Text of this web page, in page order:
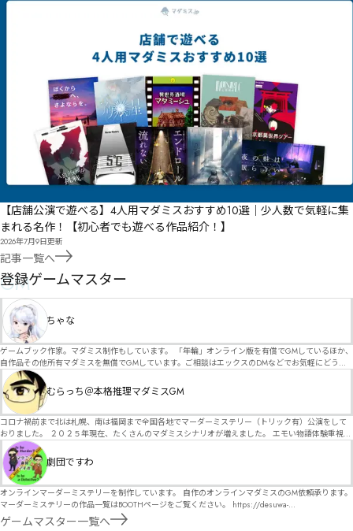
【店舗公演で遊べる】4人用マダミスおすすめ10選｜少人数で気軽に集
まれる名作！【初心者でも遊べる作品紹介！】
2026年7月9日更新
記事一覧へ
GM
登録ゲームマスター
ちゃな
ゲームブック作家。マダミス制作もしています。 「年輪」オンライン版を有償でGMしているほか、
自作品その他所有マダミスを無償でGMしています。ご相談はエックスのDMなどでお気軽にどう
ぞ。
むらっち＠本格推理マダミスGM
コロナ禍前まで北は札幌、南は福岡まで全国各地でマーダーミステリー（トリック有）公演をして
おりました。 ２０２５年現在、たくさんのマダミスシナリオが増えました。 エモい物語体験重視の
シナリオがマダミス・マーダーミステリーというジャンル名でたくさんあるため、そのようなシナ
リオは簡単に遊べます。 しかし、２～３時間ずっと考え＆議論して、見たことないトリックが解け
る閃きや犯人として逃げ切る楽しみのある本格推理マーダーミステリーを見つけることが難しくな
劇団ですわ
オンラインマーダーミステリーを制作しています。 自作のオンラインマダミスのGM依頼承ります。
マーダーミステリーの作品一覧はBOOTHページをご覧ください。 https://desuwa-
madamisu.booth.pm/ 以下注意事項をご一読、同意の上で、予約フォームからご連絡ください。
■GM依頼の注意事項■ ①依頼をする作品のＢＯＯＴＨの概要を確認した上で、依頼してくださ
ゲームマスター一覧へ